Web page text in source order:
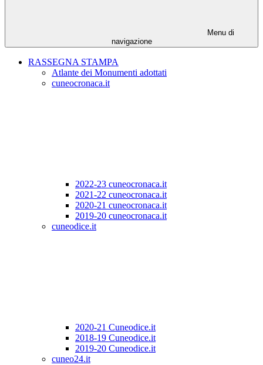
Menu di
navigazione
RASSEGNA STAMPA
Atlante dei Monumenti adottati
cuneocronaca.it
2022-23 cuneocronaca.it
2021-22 cuneocronaca.it
2020-21 cuneocronaca.it
2019-20 cuneocronaca.it
cuneodice.it
2020-21 Cuneodice.it
2018-19 Cuneodice.it
2019-20 Cuneodice.it
cuneo24.it